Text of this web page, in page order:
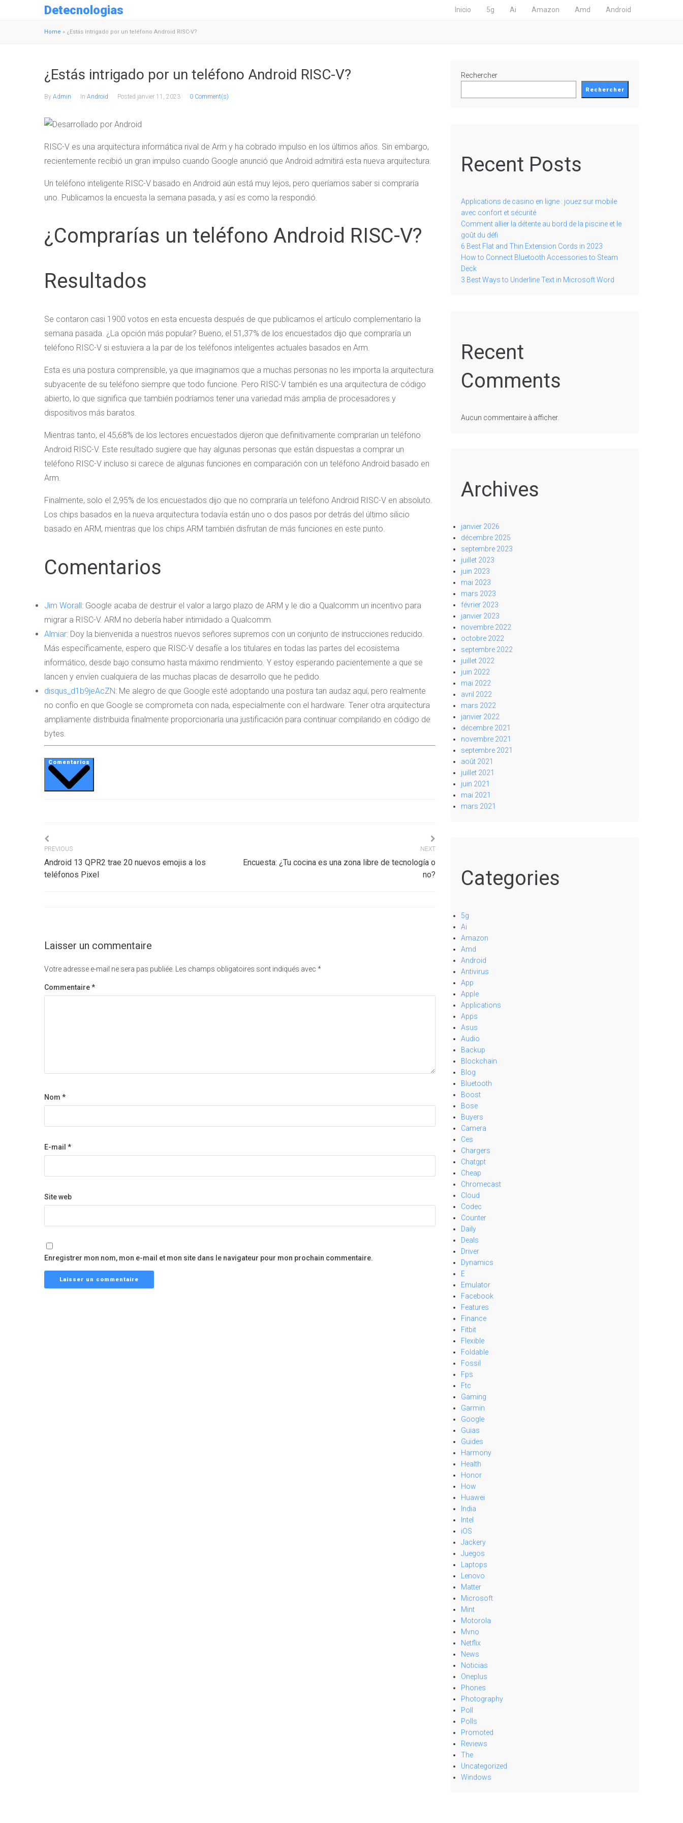
Detecnologias Inicio 5g Ai Amazon Amd Android
Home » ¿Estás intrigado por un teléfono Android RISC-V?
¿Estás intrigado por un teléfono Android RISC-V?
By Admin In Android Posted janvier 11, 2023 0 Comment(s)
RISC-V es una arquitectura informática rival de Arm y ha cobrado impulso en los últimos años. Sin embargo,
recientemente recibió un gran impulso cuando Google anunció que Android admitirá esta nueva arquitectura.
Un teléfono inteligente RISC-V basado en Android aún está muy lejos, pero queríamos saber si compraría
uno. Publicamos la encuesta la semana pasada, y así es como la respondió.
¿Comprarías un teléfono Android RISC-V?
Resultados
Se contaron casi 1900 votos en esta encuesta después de que publicamos el artículo complementario la
semana pasada. ¿La opción más popular? Bueno, el 51,37% de los encuestados dijo que compraría un
teléfono RISC-V si estuviera a la par de los teléfonos inteligentes actuales basados ​​en Arm.
Esta es una postura comprensible, ya que imaginamos que a muchas personas no les importa la arquitectura
subyacente de su teléfono siempre que todo funcione. Pero RISC-V también es una arquitectura de código
abierto, lo que significa que también podríamos tener una variedad más amplia de procesadores y
dispositivos más baratos.
Mientras tanto, el 45,68% de los lectores encuestados dijeron que definitivamente comprarían un teléfono
Android RISC-V. Este resultado sugiere que hay algunas personas que están dispuestas a comprar un
teléfono RISC-V incluso si carece de algunas funciones en comparación con un teléfono Android basado en
Arm.
Finalmente, solo el 2,95% de los encuestados dijo que no compraría un teléfono Android RISC-V en absoluto.
Los chips basados ​​en la nueva arquitectura todavía están uno o dos pasos por detrás del último silicio
basado en ARM, mientras que los chips ARM también disfrutan de más funciones en este punto.
Comentarios
Jim Worall: Google acaba de destruir el valor a largo plazo de ARM y le dio a Qualcomm un incentivo para
migrar a RISC-V. ARM no debería haber intimidado a Qualcomm.
Almiar: Doy la bienvenida a nuestros nuevos señores supremos con un conjunto de instrucciones reducido.
Más específicamente, espero que RISC-V desafíe a los titulares en todas las partes del ecosistema
informático, desde bajo consumo hasta máximo rendimiento. Y estoy esperando pacientemente a que se
lancen y envíen cualquiera de las muchas placas de desarrollo que he pedido.
disqus_d1b9jeAcZN: Me alegro de que Google esté adoptando una postura tan audaz aquí, pero realmente
no confío en que Google se comprometa con nada, especialmente con el hardware. Tener otra arquitectura
ampliamente distribuida finalmente proporcionaría una justificación para continuar compilando en código de
bytes.
Comentarios
Navigation
de
PREVIOUS
Android 13 QPR2 trae 20 nuevos emojis a los
teléfonos Pixel
NEXT
Encuesta: ¿Tu cocina es una zona libre de tecnología o
no?
Laisser un commentaire
Votre adresse e-mail ne sera pas publiée. Les champs obligatoires sont indiqués avec *
Commentaire*
Nom *
E-mail *
Site web
Enregistrer mon nom, mon e-mail et mon site dans le navigateur pour mon prochain commentaire.
Rechercher
Rechercher
Recent Posts
Applications de casino en ligne : jouez sur mobile
avec confort et sécurité
Comment allier la détente au bord de la piscine et le
goût du défi
6 Best Flat and Thin Extension Cords in 2023
How to Connect Bluetooth Accessories to Steam
Deck
3 Best Ways to Underline Text in Microsoft Word
Recent
Comments
Aucun commentaire à afficher.
Archives
janvier 2026
décembre 2025
septembre 2023
juillet 2023
juin 2023
mai 2023
mars 2023
février 2023
janvier 2023
novembre 2022
octobre 2022
septembre 2022
juillet 2022
juin 2022
mai 2022
avril 2022
mars 2022
janvier 2022
décembre 2021
novembre 2021
septembre 2021
août 2021
juillet 2021
juin 2021
mai 2021
mars 2021
Categories
5g
Ai
Amazon
Amd
Android
Antivirus
App
Apple
Applications
Apps
Asus
Audio
Backup
Blockchain
Blog
Bluetooth
Boost
Bose
Buyers
Camera
Ces
Chargers
Chatgpt
Cheap
Chromecast
Cloud
Codec
Counter
Daily
Deals
Driver
Dynamics
E
Emulator
Facebook
Features
Finance
Fitbit
Flexible
Foldable
Fossil
Fps
Ftc
Gaming
Garmin
Google
Guias
Guides
Harmony
Health
Honor
How
Huawei
India
Intel
iOS
Jackery
Juegos
Laptops
Lenovo
Matter
Microsoft
Mint
Motorola
Mvno
Netflix
News
Noticias
Oneplus
Phones
Photography
Poll
Polls
Promoted
Reviews
The
Uncategorized
Windows